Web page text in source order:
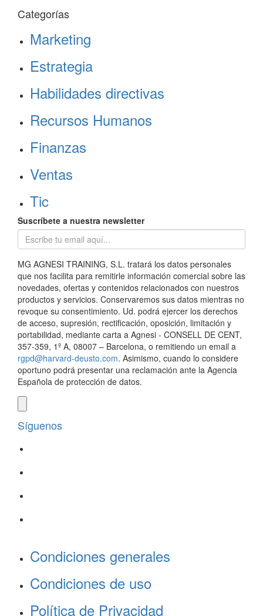
Categorías
Marketing
Estrategia
Habilidades directivas
Recursos Humanos
Finanzas
Ventas
Tic
Suscríbete a nuestra newsletter
MG AGNESI TRAINING, S.L. tratará los datos personales
que nos facilita para remitirle información comercial sobre las
novedades, ofertas y contenidos relacionados con nuestros
productos y servicios. Conservaremos sus datos mientras no
revoque su consentimiento. Ud. podrá ejercer los derechos
de acceso, supresión, rectificación, oposición, limitación y
portabilidad, mediante carta a Agnesi - CONSELL DE CENT,
357-359, 1º A, 08007 – Barcelona, o remitiendo un email a
rgpd@harvard-deusto.com. Asimismo, cuando lo considere
oportuno podrá presentar una reclamación ante la Agencia
Española de protección de datos.
Síguenos
Condiciones generales
Condiciones de uso
Política de Privacidad